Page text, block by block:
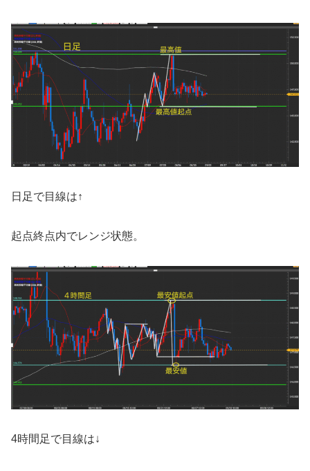
日足で目線は↑
起点終点内でレンジ状態。
4時間足で目線は↓